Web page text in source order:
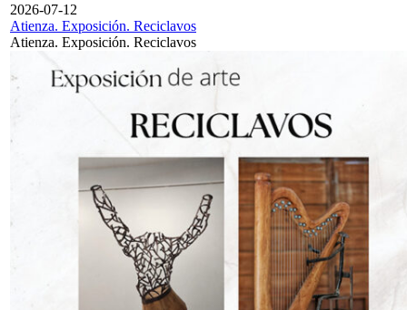
2026-07-12
Atienza. Exposición. Reciclavos
Atienza. Exposición. Reciclavos